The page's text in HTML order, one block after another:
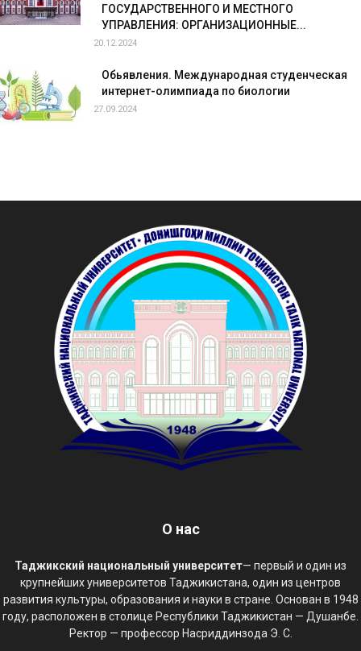
ГОСУДАРСТВЕННОГО И МЕСТНОГО
УПРАВЛЕНИЯ: ОРГАНИЗАЦИОННЫЕ...
20.12.2024
Обьявления. Международная студенческая
интернет-олимпиада по биологии
27.09.2024
О нас
Таджикский национальный университет— первый и один из
крупнейших университетов Таджикистана, один из центров
развития культуры, образования и науки в стране. Основан в 1948
году, расположен в столице Республики Таджикистан — Душанбе.
Ректор — профессор Насриддинзода Э. С.